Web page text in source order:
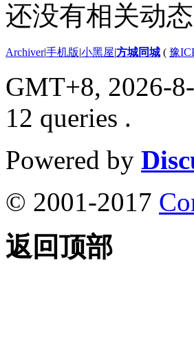
还没有相关动态
Archiver|手机版|小黑屋|方城同城 ( 豫
GMT+8, 2026-
12 queries .
Powered by
© 2001-2017
返回顶部